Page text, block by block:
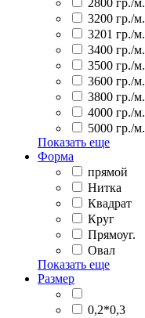
2800 гр./м.
3200 гр./м.
3201 гр./м.
3400 гр./м.
3500 гр./м.
3600 гр./м.
3800 гр./м.
4000 гр./м.
5000 гр./м.
Показать еще
Форма
прямой
Нитка
Квадрат
Круг
Прямоуг.
Овал
Показать еще
Размер
0,2*0,3